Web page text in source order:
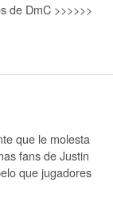
de DmC >>>>>>
que le molesta
fans de Justin
que jugadores